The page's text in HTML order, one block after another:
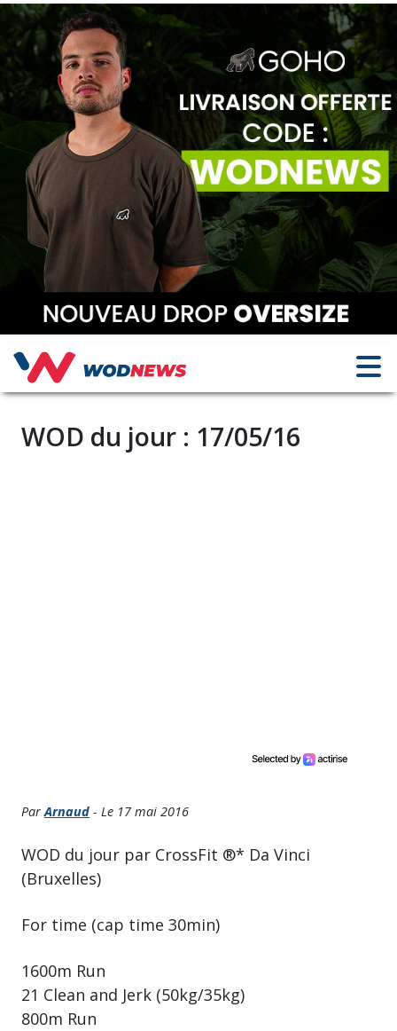
WOD du jour : 17/05/16
ParArnaud - Le 17 mai 2016
WOD du jour par CrossFit ®* Da Vinci
(Bruxelles)
For time (cap time 30min)
1600m Run
21 Clean and Jerk (50kg/35kg)
800m Run